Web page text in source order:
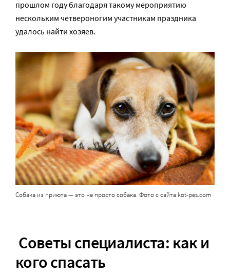
прошлом году благодаря такому мероприятию
нескольким четвероногим участникам праздника
удалось найти хозяев.
Собака из приюта — это не просто собака. Фото с сайта kot-pes.com
Советы специалиста: как и
кого спасать